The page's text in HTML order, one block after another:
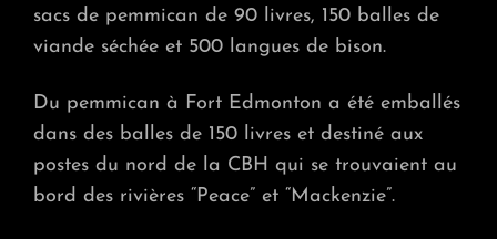
sacs de pemmican de 90 livres, 150 balles de
viande séchée et 500 langues de bison.
Du pemmican à Fort Edmonton a été emballés
dans des balles de 150 livres et destiné aux
postes du nord de la CBH qui se trouvaient au
bord des rivières “Peace” et “Mackenzie”.